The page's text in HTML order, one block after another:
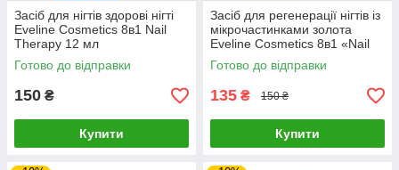
Засіб для нігтів здорові нігті
Eveline Cosmetics 8в1 Nail
Therapy 12 мл
Готово до відправки
150 ₴
Купити
Засіб для регенерації нігтів із
мікрочастинками золота
Eveline Cosmetics 8в1 «Nail
Therapy» 12 мл
Готово до відправки
135 ₴ 150 ₴
Купити